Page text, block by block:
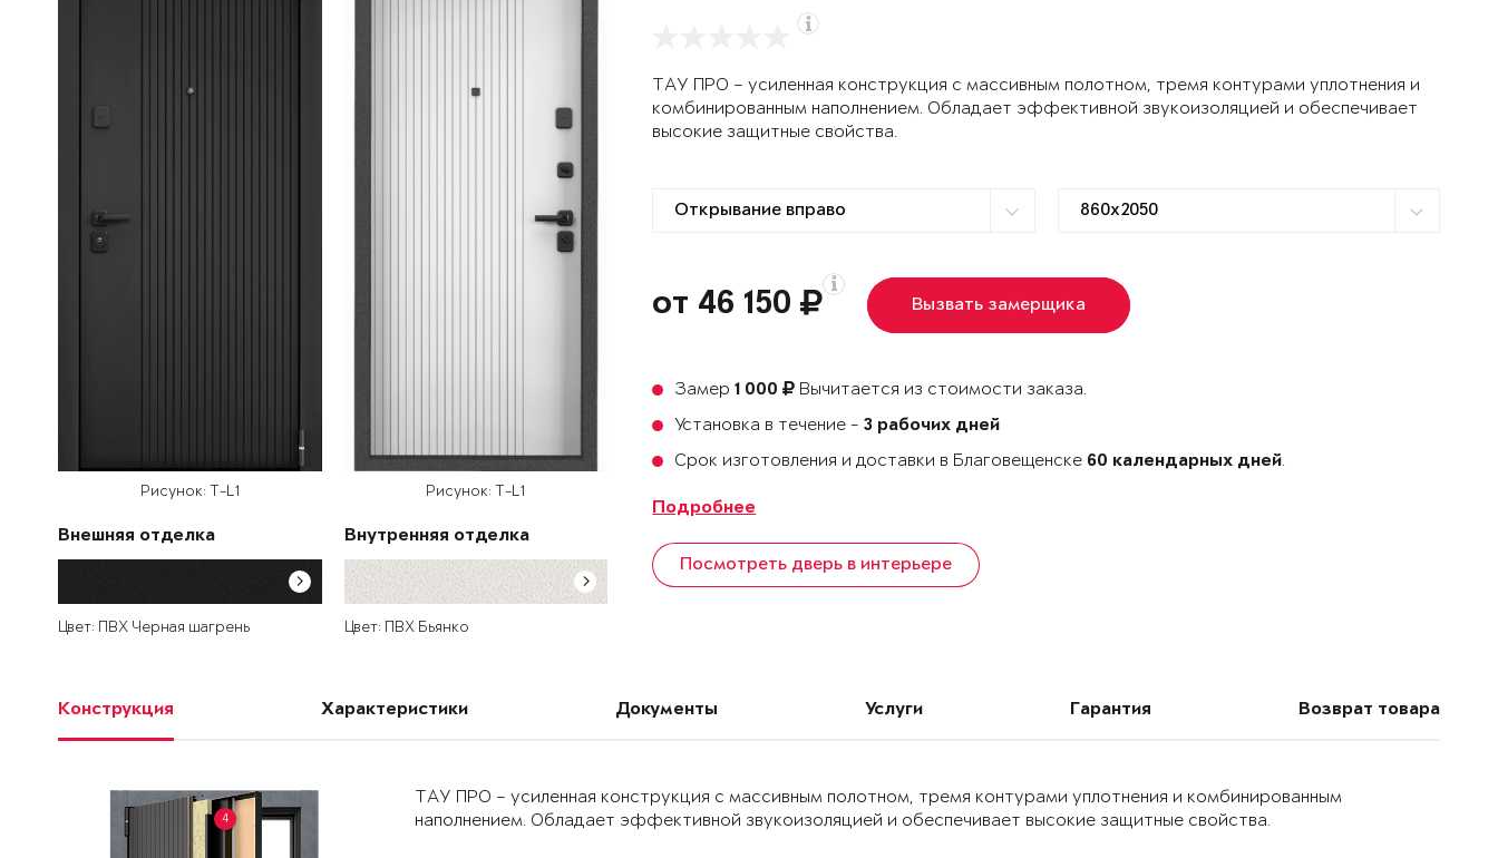
Рисунок: T-L1
Внешняя отделка
Цвет: ПВХ Черная шагрень
Рисунок: T-L1
Внутренняя отделка
Цвет: ПВХ Бьянко
ТАУ ПРО – усиленная конструкция с массивным полотном, тремя контурами уплотнения и
комбинированным наполнением. Обладает эффективной звукоизоляцией и обеспечивает
высокие защитные свойства.
от 46 150 Вызвать замерщика
Замер1 000
Вычитается из стоимости заказа.
Установка в течение -3 рабочих дней
Срок изготовления и доставки в Благовещенске 60 календарных дней.
Подробнее
Посмотреть дверь в интерьере
Конструкция Характеристики Документы Услуги Гарантия Возврат товара
4
ТАУ ПРО – усиленная конструкция с массивным полотном, тремя контурами уплотнения и комбинированным
наполнением. Обладает эффективной звукоизоляцией и обеспечивает высокие защитные свойства.